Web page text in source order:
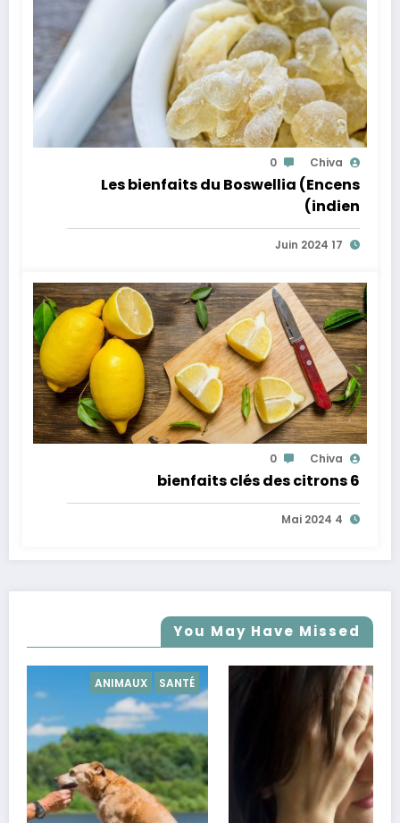
Chiva
0
Les bienfaits du Boswellia (Encens
indien)
17 Juin 2024
Chiva
0
6 bienfaits clés des citrons
4 Mai 2024
You May Have Missed
SANTÉ